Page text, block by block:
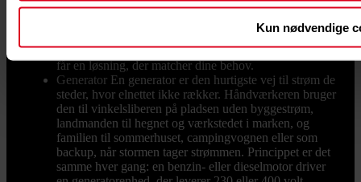
Kun nødvendige
er også opstart og kontrol af maskinen, så du ikke selv
skal stå for det. Har du spørgsmål til valg af
brændekløver, eller ønsker du hjælp til bestilling?
Kontakt vores kundeservice – vi rådgiver gerne, så du
får en løsning, der matcher dine behov.
Generator En generator er den hurtigste vej til strøm de
steder, hvor elnettet ikke rækker. Håndværkeren bruger
den til vinkelsliberen på pladsen uden byggestrøm,
landmanden til hegnet og værkstedet i marken, og
familien til sommerhuset, campingvognen eller som
backup, når stormen tager strømmen. Princippet er det
samme hver gang: en benzin- eller dieselmotor driver